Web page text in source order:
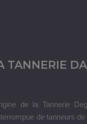
TANNERIE
de la Tannerie
de tanneurs